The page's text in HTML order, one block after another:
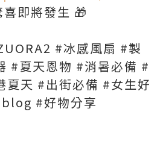
即將發生 🎁
#冰感風扇 #製
#夏天恩物 #消暑必備 #
夏天 #出街必備 #女生好
#好物分享